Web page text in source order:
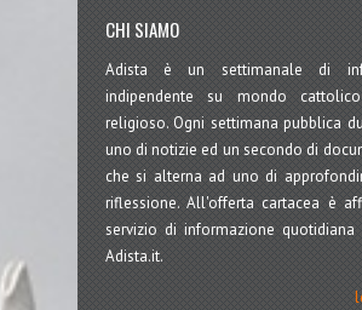
CHI SIAMO
Adista è un settimanale di
indipendente su mondo
religioso. Ogni settimana pubblica
uno di notizie ed un secondo di
che si alterna ad uno di
riflessione. All'offerta cartacea è
servizio di informazione
Adista.it.